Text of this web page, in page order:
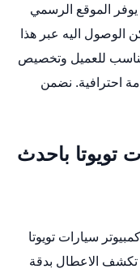
يوفر الموقع الرسمي
الوصول اليه عبر هذا
للعميل وتخصيص
احترافية. نضمن
تويوتا باحدث
سيارات تويوتا
تكشف الاعطال بدقة